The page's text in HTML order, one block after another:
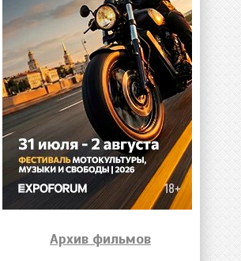
Архив фильмов